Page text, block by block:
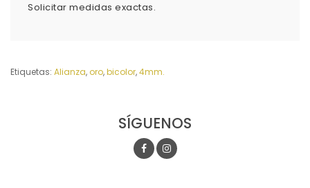
Solicitar medidas exactas.
Etiquetas: Alianza, oro,bicolor,4mm.
SÍGUENOS